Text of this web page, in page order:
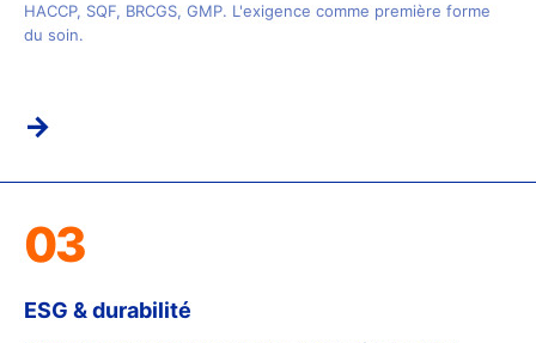
HACCP, SQF, BRCGS, GMP. L'exigence comme première forme
du soin.
→
03
ESG & durabilité